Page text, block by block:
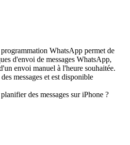
WhatsApp permet de
d'envoi de messages WhatsApp,
envoi manuel à l'heure souhaitée.
messages et est disponible
des messages sur iPhone ?